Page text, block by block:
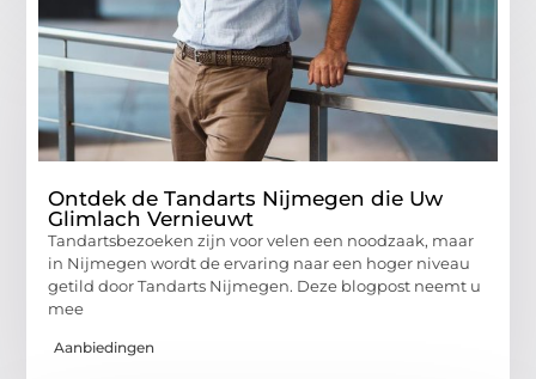
Ontdek de Tandarts Nijmegen die Uw
Glimlach Vernieuwt
Tandartsbezoeken zijn voor velen een noodzaak, maar
in Nijmegen wordt de ervaring naar een hoger niveau
getild door Tandarts Nijmegen. Deze blogpost neemt u
mee
Aanbiedingen